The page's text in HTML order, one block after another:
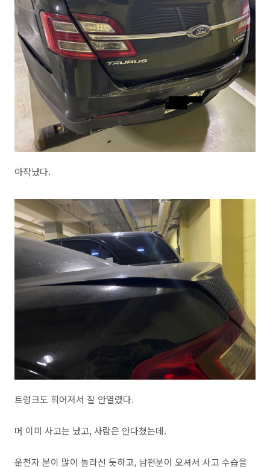
아작났다.
트렁크도 휘어져서 잘 안열렸다.
머 이미 사고는 났고, 사람은 안다쳤는데.
운전자 분이 많이 놀라신 듯하고, 남편분이 오셔서 사고 수습을